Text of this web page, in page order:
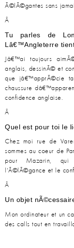
Ã©lÃ©gantes sans
Â
Tu parles de
Lâ€™Angleterre
Jâ€™ai toujours
anglais, dessinÃ© et
que jâ€™apprÃ©cie
chaussure
confidence anglaise.
Â
Quel est pour toi le
Chez moi rue de
sommes au coeur de
pour Mazarin, qui
l'Ã©lÃ©gance et le
Â
Un objet
Mon ordinateur et un
des calls tout en